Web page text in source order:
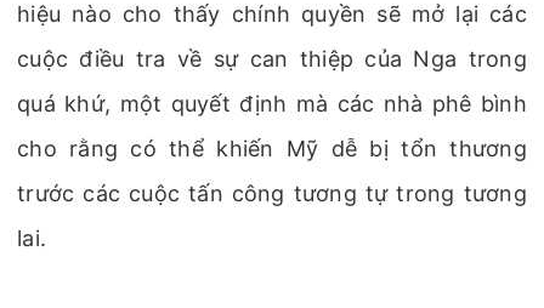
hiệu nào cho thấy chính quyền sẽ mở lại các
cuộc điều tra về sự can thiệp của Nga trong
quá khứ, một quyết định mà các nhà phê bình
cho rằng có thể khiến Mỹ dễ bị tổn thương
trước các cuộc tấn công tương tự trong tương
lai.